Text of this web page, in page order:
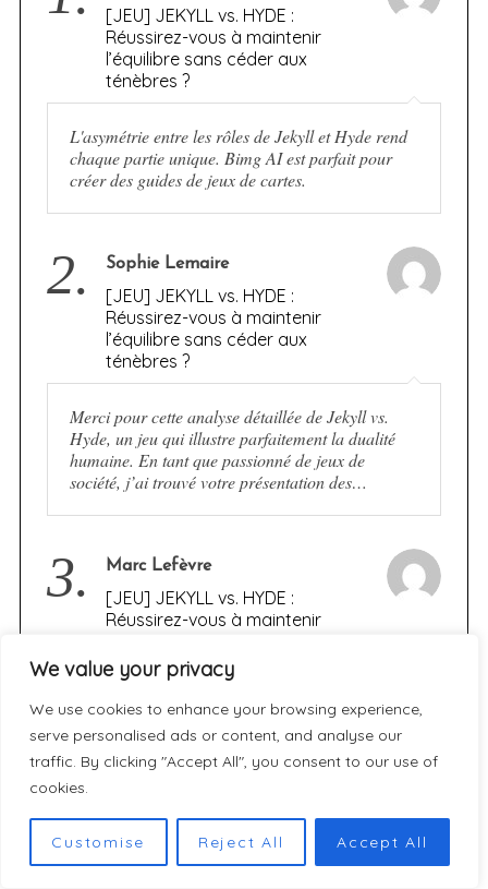
We value your privacy
We use cookies to enhance your browsing experience,
serve personalised ads or content, and analyse our
traffic. By clicking "Accept All", you consent to our use of
cookies.
Customise Reject All Accept All
[JEU] JEKYLL vs. HYDE :
Réussirez-vous à maintenir
l’équilibre sans céder aux
ténèbres ?
L'asymétrie entre les rôles de Jekyll et Hyde rend
chaque partie unique. Bimg AI est parfait pour
créer des guides de jeux de cartes.
2. Sophie Lemaire
[JEU] JEKYLL vs. HYDE :
Réussirez-vous à maintenir
l’équilibre sans céder aux
ténèbres ?
Merci pour cette analyse détaillée de Jekyll vs.
Hyde, un jeu qui illustre parfaitement la dualité
humaine. En tant que passionné de jeux de
société, j’ai trouvé votre présentation des…
3. Marc Lefèvre
[JEU] JEKYLL vs. HYDE :
Réussirez-vous à maintenir
ténèbres ?
Intéressante analyse du jeu Jekyll vs Hyde. La
dualité entre les deux faces de la personnalité est
un thème fascinant, et votre article le retranscrit
bien dans la mécanique asymétrique.…
Sophie